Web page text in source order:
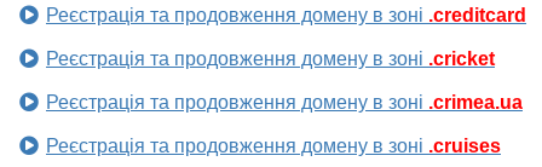
Реєстрація та продовження домену в зоні .creditcard
Реєстрація та продовження домену в зоні .cricket
Реєстрація та продовження домену в зоні .crimea.ua
Реєстрація та продовження домену в зоні .cruises